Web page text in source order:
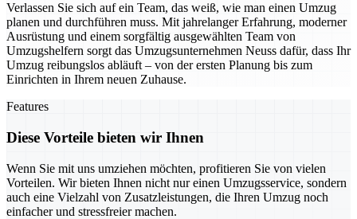
Verlassen Sie sich auf ein Team, das weiß, wie man einen Umzug
planen und durchführen muss. Mit jahrelanger Erfahrung, moderner
Ausrüstung und einem sorgfältig ausgewählten Team von
Umzugshelfern sorgt das Umzugsunternehmen Neuss dafür, dass Ihr
Umzug reibungslos abläuft – von der ersten Planung bis zum
Einrichten in Ihrem neuen Zuhause.
Features
Diese Vorteile bieten wir Ihnen
Wenn Sie mit uns umziehen möchten, profitieren Sie von vielen
Vorteilen. Wir bieten Ihnen nicht nur einen Umzugsservice, sondern
auch eine Vielzahl von Zusatzleistungen, die Ihren Umzug noch
einfacher und stressfreier machen.